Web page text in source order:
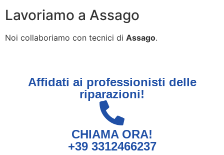
Lavoriamo a Assago
Noi collaboriamo con tecnici di Assago.
Affidati ai professionisti delle
riparazioni!
CHIAMA ORA!
+39 3312466237